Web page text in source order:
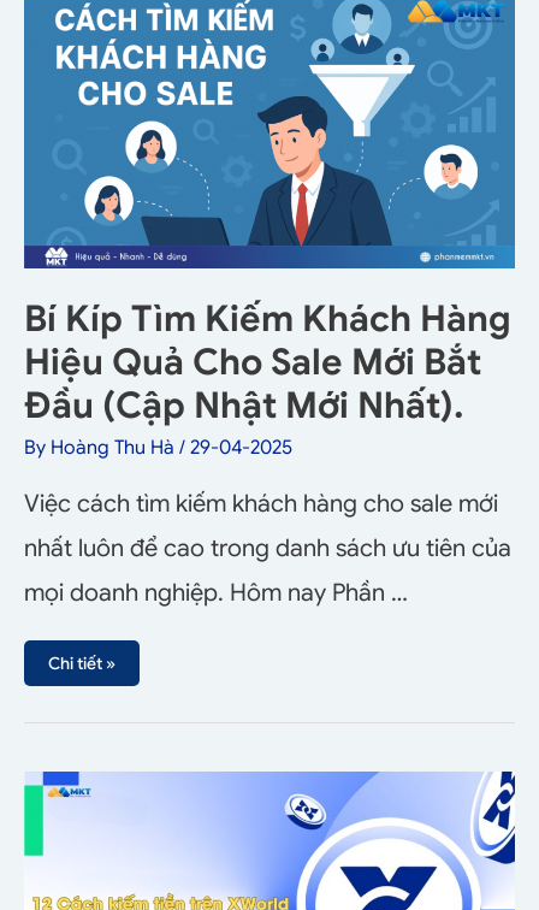
Bí Kíp Tìm Kiếm Khách Hàng
Hiệu Quả Cho Sale Mới Bắt
Đầu (Cập Nhật Mới Nhất).
By Hoàng Thu Hà / 29-04-2025
Việc cách tìm kiếm khách hàng cho sale mới
nhất luôn để cao trong danh sách ưu tiên của
mọi doanh nghiệp. Hôm nay Phần …
Chi tiết »